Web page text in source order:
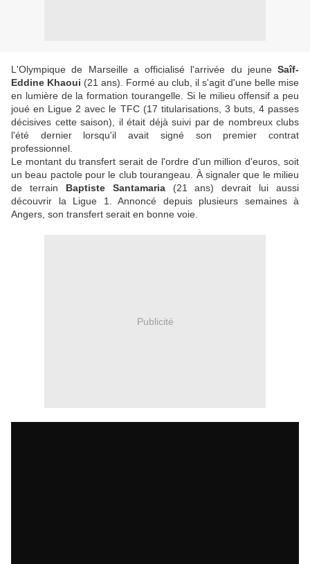
L'Olympique de Marseille a officialisé l'arrivée du jeune Saîf-
Eddine Khaoui (21 ans). Formé au club, il s'agit d'une belle mise
en lumière de la formation tourangelle. Si le milieu offensif a peu
joué en Ligue 2 avec le TFC (17 titularisations, 3 buts, 4 passes
décisives cette saison), il était déjà suivi par de nombreux clubs
l'été dernier lorsqu'il avait signé son premier contrat
professionnel.
Le montant du transfert serait de l'ordre d'un million d'euros, soit
un beau pactole pour le club tourangeau. À signaler que le milieu
de terrain Baptiste Santamaria(21 ans) devrait lui aussi
découvrir la Ligue 1. Annoncé depuis plusieurs semaines à
Angers, son transfert serait en bonne voie.
Publicité